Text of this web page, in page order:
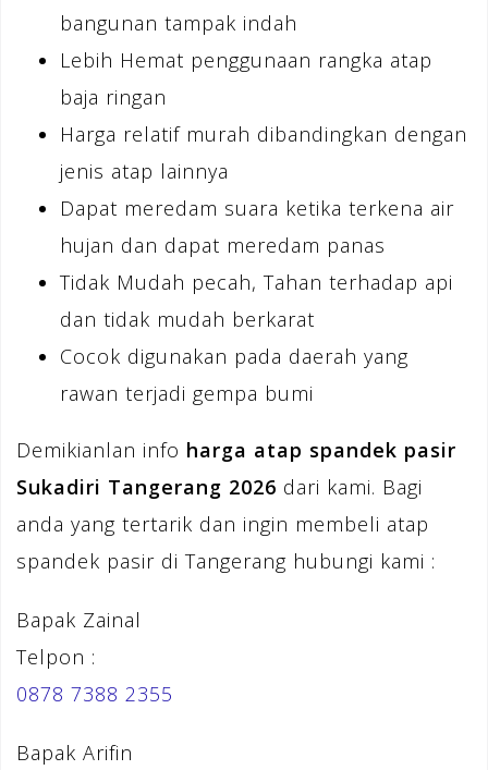
bangunan tampak indah
Lebih Hemat penggunaan rangka atap
baja ringan
Harga relatif murah dibandingkan dengan
jenis atap lainnya
Dapat meredam suara ketika terkena air
hujan dan dapat meredam panas
Tidak Mudah pecah, Tahan terhadap api
dan tidak mudah berkarat
Cocok digunakan pada daerah yang
rawan terjadi gempa bumi
Demikianlan info harga atap spandek pasir
Sukadiri Tangerang 2026 dari kami. Bagi
anda yang tertarik dan ingin membeli atap
spandek pasir di Tangerang hubungi kami :
Bapak Zainal
Telpon :
0878 7388 2355
Bapak Arifin